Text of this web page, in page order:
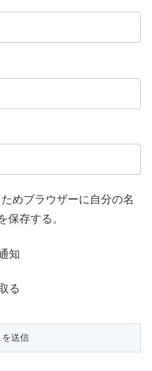
めブラウザーに自分の名
保存する。
知
る